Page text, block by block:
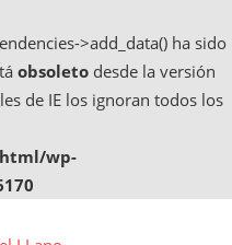
>add_data() ha sido
obsoleto desde la versión
de IE los ignoran todos los
wp-